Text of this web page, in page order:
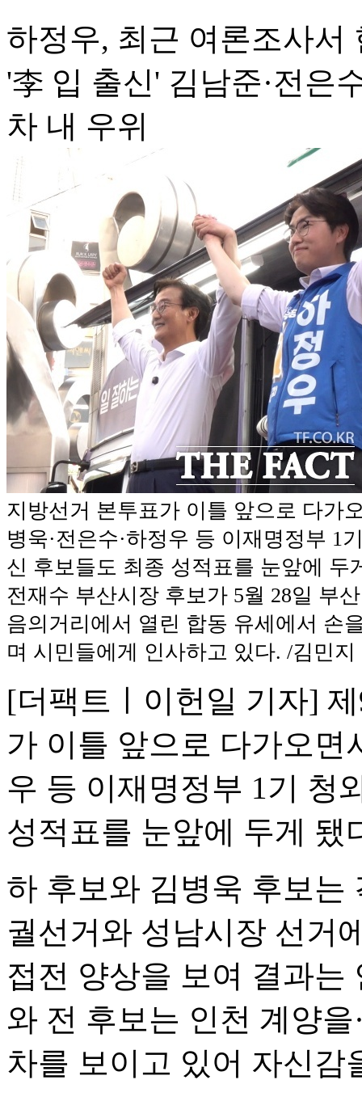
하정우, 최근 여론조사서
'李 입 출신' 김남준·전은
차 내 우위
지방선거 본투표가 이틀 앞으로 다가
병욱·전은수·하정우 등 이재명정부 1
신 후보들도 최종 성적표를 눈앞에 두
전재수 부산시장 후보가 5월 28일 부
음의거리에서 열린 합동 유세에서 손
며 시민들에게 인사하고 있다. /김민지
[더팩트ㅣ이헌일 기자]
가 이틀 앞으로 다가오면
우 등 이재명정부 1기 청
성적표를 눈앞에 두게 됐
하 후보와 김병욱 후보는
궐선거와 성남시장 선거
접전 양상을 보여 결과는
와 전 후보는 인천 계양
차를 보이고 있어 자신감